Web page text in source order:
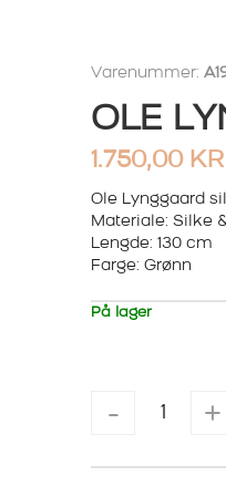
Varenummer:
OLE
1.750,00 KR
Ole Lynggaard
Materiale: Silke
Lengde: 130 cm
Farge: Grønn
På lager
-
OLE
LYNGGAARD
antall
+